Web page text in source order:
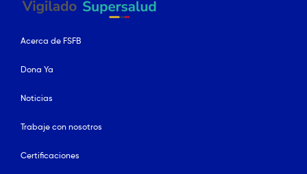
Acerca de FSFB
Dona Ya
Noticias
Trabaje con nosotros
Certificaciones